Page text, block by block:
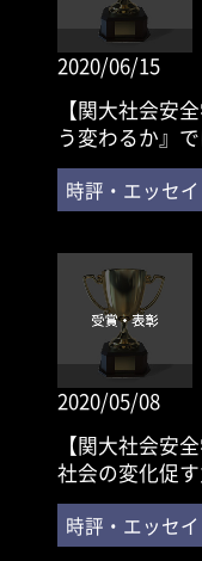
2020/06/15
【関大社会安
う変わるか』
2020/05/08
【関大社会安
社会の変化促